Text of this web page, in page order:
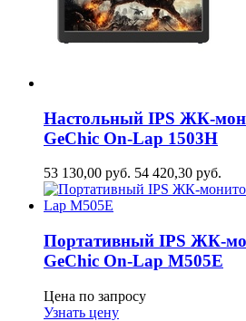
Настольный IPS ЖК-
GeСhic On-Lap 1503H
53 130,00 руб. 54 420,30 руб.
Портативный IPS ЖК-
GeСhic On-Lap M505E
Цена по запросу
Узнать цену